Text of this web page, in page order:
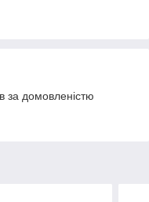
за домовленістю